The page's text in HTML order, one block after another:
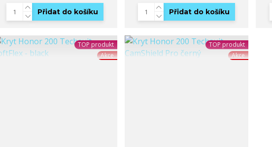
Přidat do košíku Přidat do košíku
TOP produkt
Akce
TOP produkt
Akce